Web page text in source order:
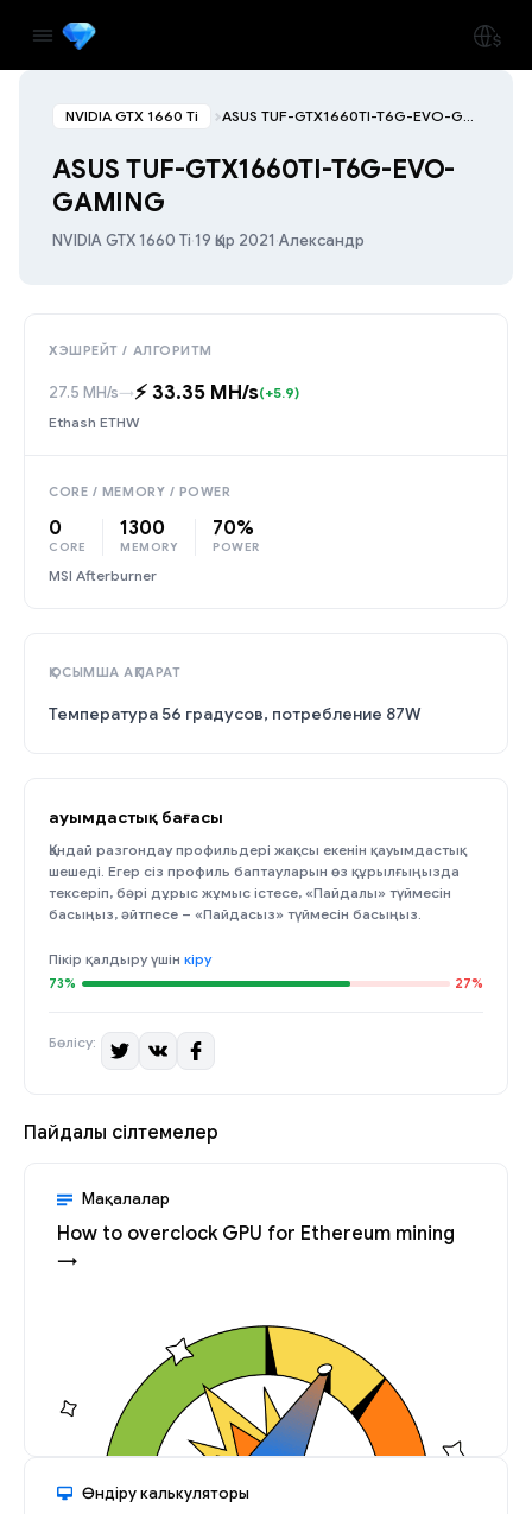
NVIDIA GTX 1660 Ti ASUS TUF-GTX1660TI-T6G-EVO-GAMING
ASUS TUF-GTX1660TI-T6G-EVO-
GAMING
NVIDIA GTX 1660 Ti·19 Қыр 2021·Александр
ХЭШРЕЙТ / АЛГОРИТМ
27.5 MH/s→⚡️ 33.35 MH/s(+5.9)
Ethash ETHW
CORE / MEMORY / POWER
0
CORE
1300
MEMORY
70%
POWER
MSI Afterburner
ҚОСЫМША АҚПАРАТ
Температура 56 градусов, потребление 87W
Қауымдастық бағасы
Қандай разгондау профильдері жақсы екенін қауымдастық
шешеді. Егер сіз профиль баптауларын өз құрылғыңызда
тексеріп, бәрі дұрыс жұмыс істесе, «Пайдалы» түймесін
басыңыз, әйтпесе – «Пайдасыз» түймесін басыңыз.
Пікір қалдыру үшін кіру
73% 27%
Бөлісу:
Пайдалы сілтемелер
Мақалалар
How to overclock GPU for Ethereum mining
→
Өндіру калькуляторы